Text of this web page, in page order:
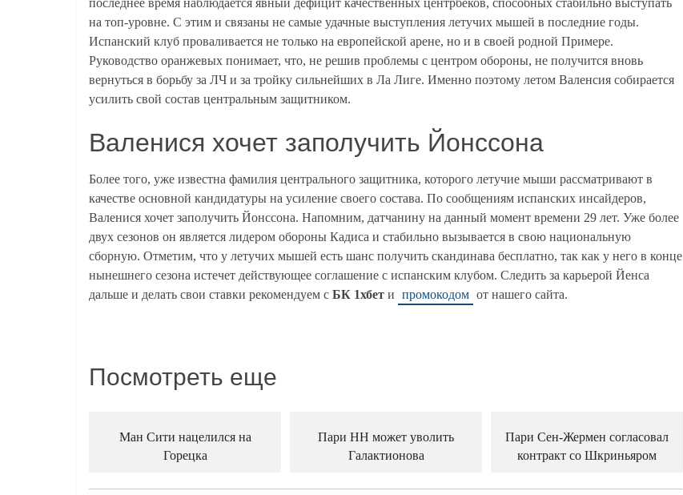
последнее время наблюдается явный дефицит качественных центрбеков, способных стабильно выступать
на топ-уровне. С этим и связаны не самые удачные выступления летучих мышей в последние годы.
Испанский клуб проваливается не только на европейской арене, но и в своей родной Примере.
Руководство оранжевых понимает, что, не решив проблемы с центром обороны, не получится вновь
вернуться в борьбу за ЛЧ и за тройку сильнейших в Ла Лиге. Именно поэтому летом Валенсия собирается
усилить свой состав центральным защитником.
Валенися хочет заполучить Йонссона
Более того, уже известна фамилия центрального защитника, которого летучие мыши рассматривают в
качестве основной кандидатуры на усиление своего состава. По сообщениям испанских инсайдеров,
Валенися хочет заполучить Йонссона. Напомним, датчанину на данный момент времени 29 лет. Уже более
двух сезонов он является лидером обороны Кадиса и стабильно вызывается в свою национальную
сборную. Отметим, что у летучих мышей есть шанс получить скандинава бесплатно, так как у него в конце
нынешнего сезона истечет действующее соглашение с испанским клубом. Следить за карьерой Йенса
дальше и делать свои ставки рекомендуем с БК 1хбет и промокодом от нашего сайта.
Посмотреть еще
Ман Сити нацелился на
Горецка
Пари НН может уволить
Галактионова
Пари Сен-Жермен согласовал
контракт со Шкриньяром